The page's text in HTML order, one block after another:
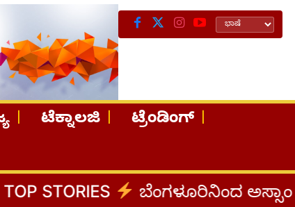
ಟೆಕ್ನಾಲಜಿ
ಟ್ರೆಂಡಿಂಗ್
ಬೆಂಗಳೂರಿನಿಂದ ಅಸ್ಸಾಂ ಪ್ರವಾಹ